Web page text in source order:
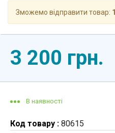
Зможемо відправити товар:
3 200 грн.
В наявності
Код товару : 80615